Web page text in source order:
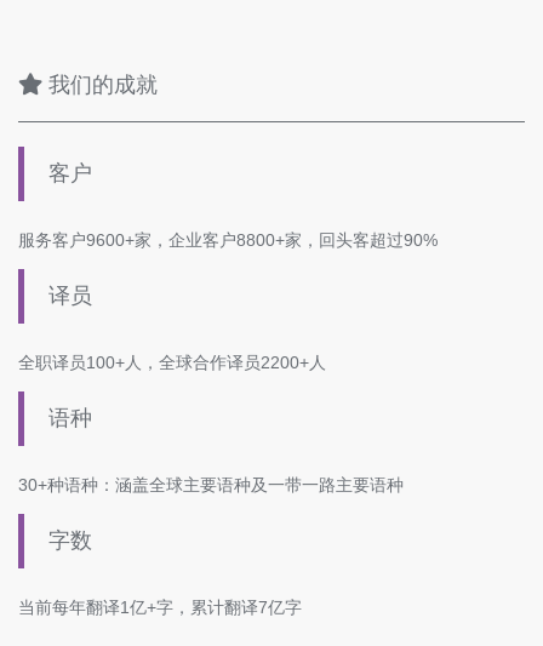
我们的成就
客户
服务客户9600+家，企业客户8800+家，回头客超过90%
译员
全职译员100+人，全球合作译员2200+人
语种
30+种语种：涵盖全球主要语种及一带一路主要语种
字数
当前每年翻译1亿+字，累计翻译7亿字